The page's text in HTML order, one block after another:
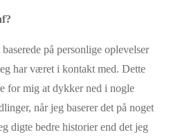
på personlige oplevelser
har været i kontakt med. Dette
for mig at dykker ned i nogle
når jeg baserer det på noget
digte bedre historier end det jeg